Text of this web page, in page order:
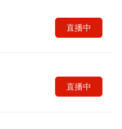
直播中
直播中